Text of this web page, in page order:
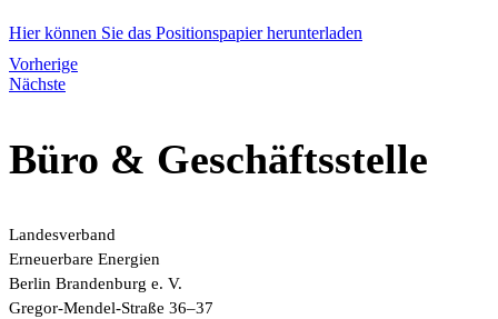
Hier können Sie das Positionspapier herunterladen
Vorherige
Nächste
Büro & Geschäftsstelle
Landesverband
Erneuerbare Energien
Berlin Brandenburg e. V.
Gregor-Mendel-Straße 36–37